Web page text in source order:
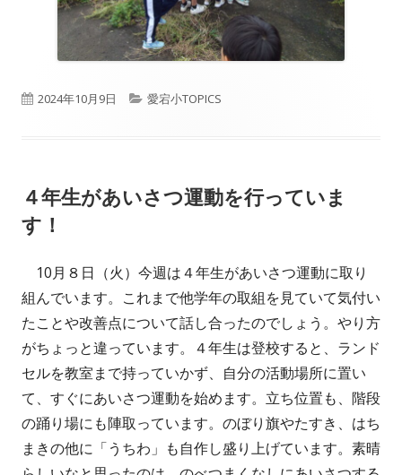
公
2024年10月9日
カ
リ
愛宕小TOPICS
４年生があいさつ運動を行っていま
す！
10月８日（火）今週は４年生があいさつ運動に取り
組んでいます。これまで他学年の取組を見ていて気付い
たことや改善点について話し合ったのでしょう。やり方
がちょっと違っています。４年生は登校すると、ランド
セルを教室まで持っていかず、自分の活動場所に置い
て、すぐにあいさつ運動を始めます。立ち位置も、階段
の踊り場にも陣取っています。のぼり旗やたすき、はち
まきの他に「うちわ」も自作し盛り上げています。素晴